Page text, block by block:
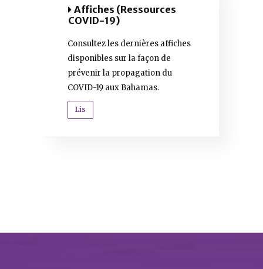
Affiches (Ressources
COVID-19)
Consultez les dernières affiches
disponibles sur la façon de
prévenir la propagation du
COVID-19 aux Bahamas.
Lis